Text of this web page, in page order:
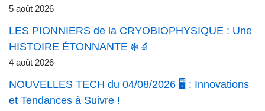
5 août 2026
LES PIONNIERS de la CRYOBIOPHYSIQUE : Une
HISTOIRE ÉTONNANTE ❄️🔬
4 août 2026
NOUVELLES TECH du 04/08/2026 🖥️ : Innovations
et Tendances à Suivre !